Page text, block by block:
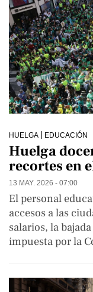
HUELGA EDUCACIÓN
Huelga
recortes en
13 MAY. 2026 - 07:00
El personal
accesos a las
salarios, la
impuesta por la